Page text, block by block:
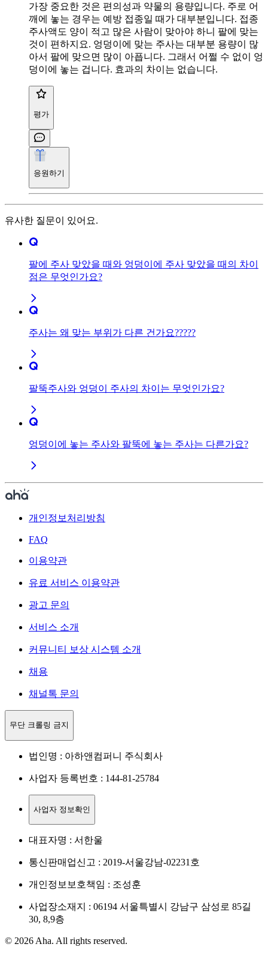
가장 중요한 것은 편의성과 약물의 용량입니다. 주로 어
깨에 놓는 경우는 예방 접종일 때가 대부분입니다. 접종
주사액도 양이 적고 많은 사람이 맞아야 하니 팔에 맞는
것이 편하지요. 엉덩이에 맞는 주사는 대부분 용량이 많
아서 팔에 맞으면 많이 아픕니다. 그래서 어쩔 수 없이 엉
덩이에 놓는 겁니다. 효과의 차이는 없습니다.
평가
응원하기
유사한 질문이 있어요.
팔에 주사 맞았을 때와 엉덩이에 주사 맞았을 때의 차이
점은 무엇인가요?
주사는 왜 맞는 부위가 다른 건가요?????
팔뚝주사와 엉덩이 주사의 차이는 무엇인가요?
엉덩이에 놓는 주사와 팔뚝에 놓는 주사는 다른가요?
개인정보처리방침
FAQ
이용약관
유료 서비스 이용약관
광고 문의
서비스 소개
커뮤니티 보상 시스템 소개
채용
채널톡 문의
무단 크롤링 금지
법인명 : 아하앤컴퍼니 주식회사
사업자 등록번호 : 144-81-25784
사업자 정보확인
대표자명 : 서한울
통신판매업신고 : 2019-서울강남-02231호
개인정보보호책임 : 조성훈
사업장소재지 : 06194 서울특별시 강남구 삼성로 85길
30, 8,9층
© 2026 Aha. All rights reserved.